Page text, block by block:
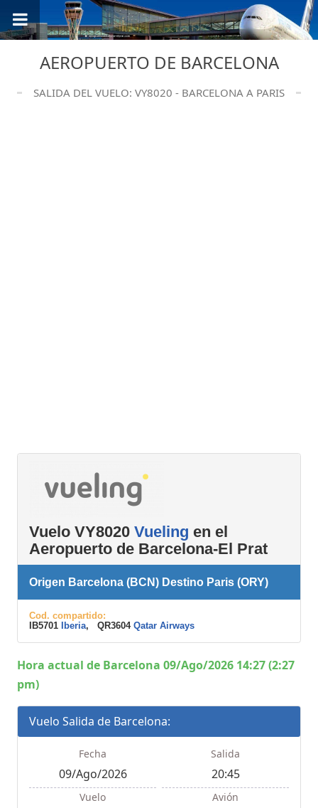
AEROPUERTO DE BARCELONA
SALIDA DEL VUELO: VY8020 - BARCELONA A PARIS
Vuelo VY8020 Vueling en el
Aeropuerto de Barcelona-El Prat
Origen Barcelona (BCN) Destino Paris (ORY)
Cod. compartido:
IB5701
Iberia, QR3604 Qatar Airways
Hora actual de Barcelona 09/Ago/2026 14:27 (2:27
pm)
Vuelo Salida de Barcelona:
Fecha
09/Ago/2026
Salida
20:45
Vuelo Avión